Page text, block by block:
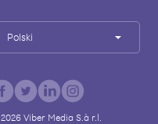
Polski
2026Viber Media S.à r.l.